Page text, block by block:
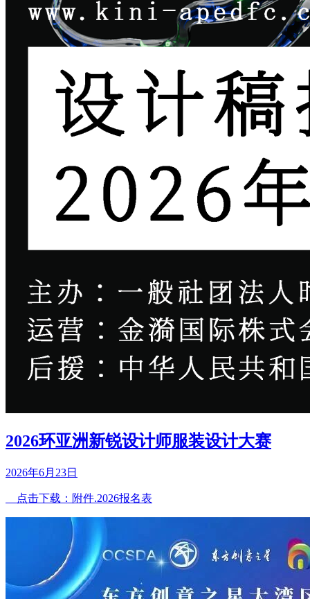
2026环亚洲新锐设计师服装设计大赛
2026年6月23日
点击下载：附件.2026报名表